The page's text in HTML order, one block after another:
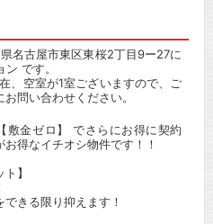
名古屋市東区東桜2丁目9ー27に
です。
、空室が1室ございますので、ご
問い合わせください。
敷金ゼロ】 でさらにお得に契約
得なイチオシ物件です！！
】
きる限り抑えます！